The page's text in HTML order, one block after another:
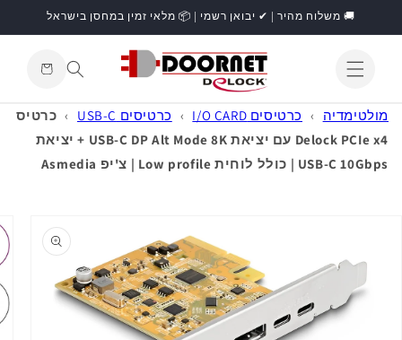
דילוג🚚 משלוח מהיר | ✔ יבואן רשמי | 📦 מלאי זמין במחסן בישראל
התחברות
קניות
מולטימדיה › כרטיסים I/O CARD › כרטיסים USB-C › כרטיס
Delock PCIe x4 עם יציאת USB-C DP Alt Mode 8K + יציאת
USB-C 10Gbps | כולל לוחית Low profile | צ'יפ Asmedia